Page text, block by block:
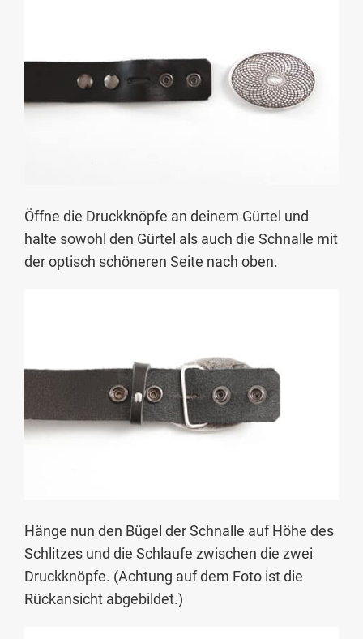
Öffne die Druckknöpfe an deinem Gürtel und
halte sowohl den Gürtel als auch die Schnalle mit
der optisch schöneren Seite nach oben.
Hänge nun den Bügel der Schnalle auf Höhe des
Schlitzes und die Schlaufe zwischen die zwei
Druckknöpfe. (Achtung auf dem Foto ist die
Rückansicht abgebildet.)